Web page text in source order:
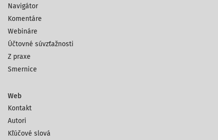
Navigátor
Komentáre
Webináre
Účtovné súvzťažnosti
Z praxe
Smernice
Web
Kontakt
Autori
Kľúčové slová